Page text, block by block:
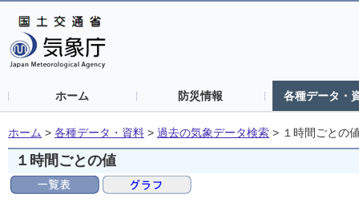
ホーム 防災情報 各種データ・
ホーム > 各種データ・資料 > 過去の気象データ検索 > １時間ごとの
１時間ごとの値